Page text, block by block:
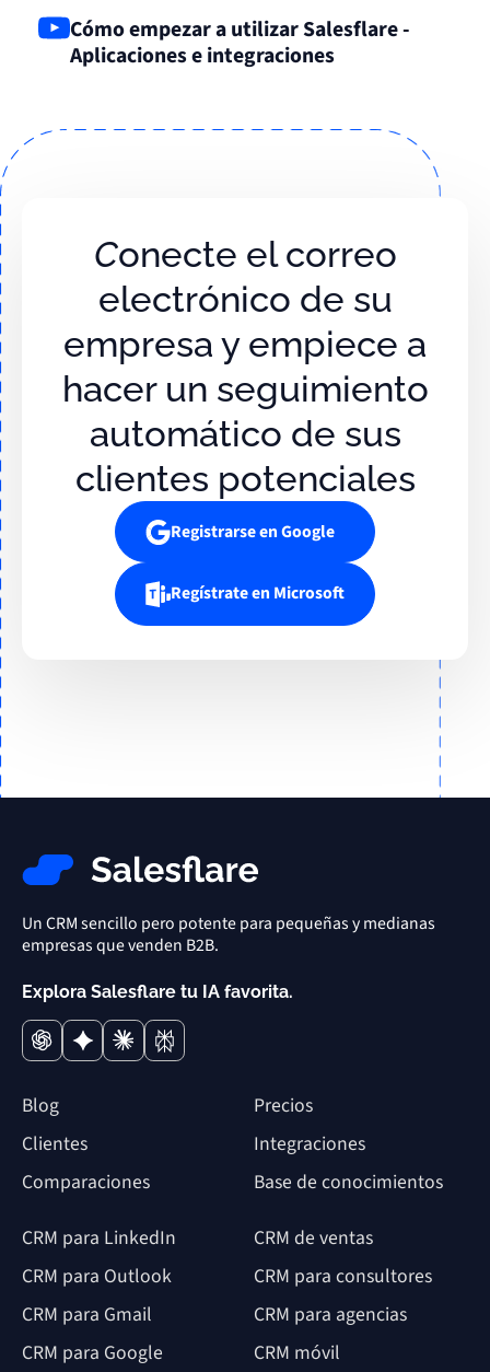
Cómo empezar a utilizar Salesflare -
Aplicaciones e integraciones
Conecte el correo
electrónico de su
empresa y empiece a
hacer un seguimiento
automático de sus
clientes potenciales
Registrarse en Google
Regístrate en Microsoft
Un CRM sencillo pero potente para pequeñas y medianas
empresas que venden B2B.
Explora Salesflare tu IA favorita.
Blog
Precios
Clientes
Integraciones
Comparaciones
Base de conocimientos
CRM para LinkedIn
CRM para Outlook
CRM para Gmail
CRM para Google
CRM de ventas
CRM para consultores
CRM para agencias
CRM móvil